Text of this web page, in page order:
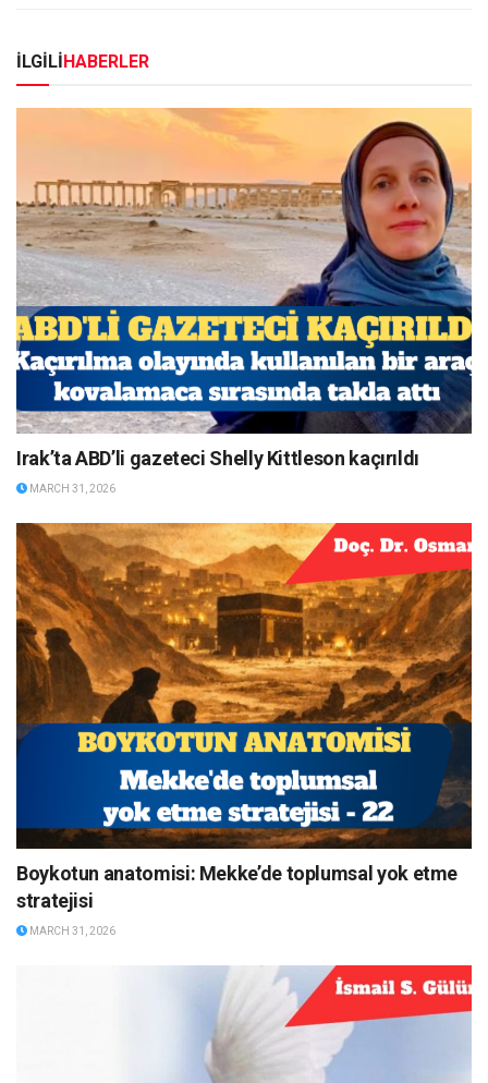
İLGİLİHABERLER
Irak’ta ABD’li gazeteci Shelly Kittleson kaçırıldı
MARCH 31, 2026
Boykotun anatomisi: Mekke’de toplumsal yok etme
stratejisi
MARCH 31, 2026